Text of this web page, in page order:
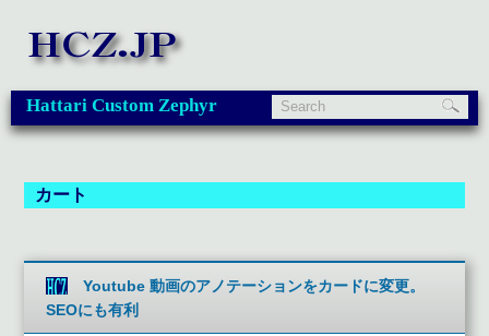
Hattari Custom Zephyr
カート
Youtube 動画のアノテーションをカードに変更。
SEOにも有利